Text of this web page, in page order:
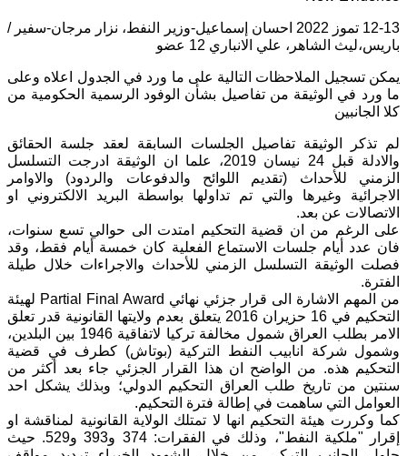
12-13 تموز 2022 احسان إسماعيل-وزير النفط، نزار مرجان-سفير /
باريس،ليث الشاهر، علي الانباري 12 عضو
يمكن تسجيل الملاحظات التالية على ما ورد في الجدول اعلاه وعلى
ما ورد في الوثيقة من تفاصيل بشأن الوفود الرسمية الحكومية من
كلا الجانبين
لم تذكر الوثيقة تفاصيل الجلسات السابقة لعقد جلسة الحقائق
والادلة قبل 24 نيسان 2019، علما ان الوثيقة ادرجت التسلسل
الزمني للأحداث (تقديم اللوائح والدفوعات والردود) والاوامر
الاجرائية وغيرها والتي تم تداولها بواسطة البريد الالكتروني او
الاتصالات عن بعد.
على الرغم من ان قضية التحكيم امتدت الى حوالي تسع سنوات،
فان عدد أيام جلسات الاستماع الفعلية كان خمسة أيام فقط، وقد
فصلت الوثيقة التسلسل الزمني للأحداث والاجراءات خلال طيلة
الفترة.
من المهم الاشارة الى قرار جزئي نهائي Partial Final Award لهيئة
التحكيم في 16 حزيران 2016 يتعلق بعدم ولايتها القانونية قدر تعلق
الامر بطلب العراق شمول مخالفة تركيا لاتفاقية 1946 بين البلدين،
وشمول شركة انابيب النفط التركية (بوتاش) كطرف في قضية
التحكيم هذه. من الواضح ان هذا القرار الجزئي جاء بعد أكثر من
سنتين من تاريخ طلب العراق التحكيم الدولي؛ وبذلك يشكل احد
العوامل التي ساهمت في إطالة فترة التحكيم.
كما وكررت هيئة التحكيم انها لا تمتلك الولاية القانونية لمناقشة او
إقرار "ملكية النفط"، وذلك في الفقرات: 374 و393 و529. حيث